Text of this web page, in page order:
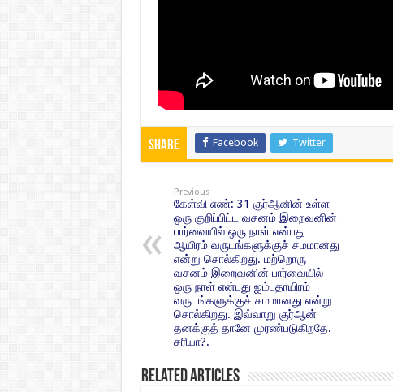
Share Facebook Twitter
Previous
கேள்வி எண்: 31 குர்ஆனின் உள்ள
ஒரு குறிப்பிட்ட வசனம் இறைவனின்
பார்வையில் ஒரு நாள் என்பது
ஆயிரம் வருடங்களுக்குச் சமமானது
என்று சொல்கிறது. மற்றொரு
வசனம் இறைவனின் பார்வையில்
ஒரு நாள் என்பது ஐம்பதாயிரம்
வருடங்களுக்குச் சமமானது என்று
சொல்கிறது. இவ்வாறு குர்ஆன்
தனக்குத் தானே முரண்படுகிறதே.
சரியா?.
Related Articles